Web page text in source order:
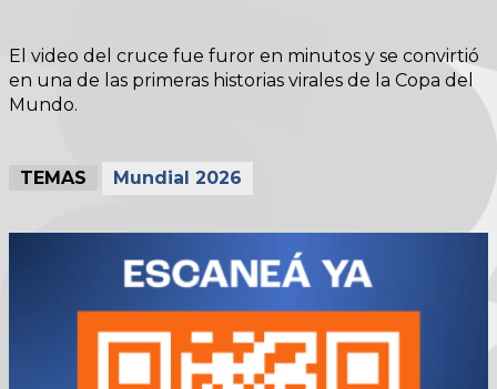
El video del cruce fue furor en minutos y se convirtió
en una de las primeras historias virales de la Copa del
Mundo.
TEMAS Mundial 2026